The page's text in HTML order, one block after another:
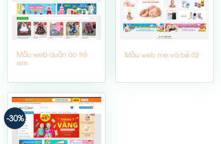
Mẫu web quần áo trẻ
em
Mẫu web mẹ và bé 02
-30%